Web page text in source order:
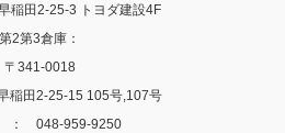
稲田2-25-3 トヨダ建設4F
第2第3倉庫：
〒341-0018
稲田2-25-15 105号,107号
： 048-959-9250